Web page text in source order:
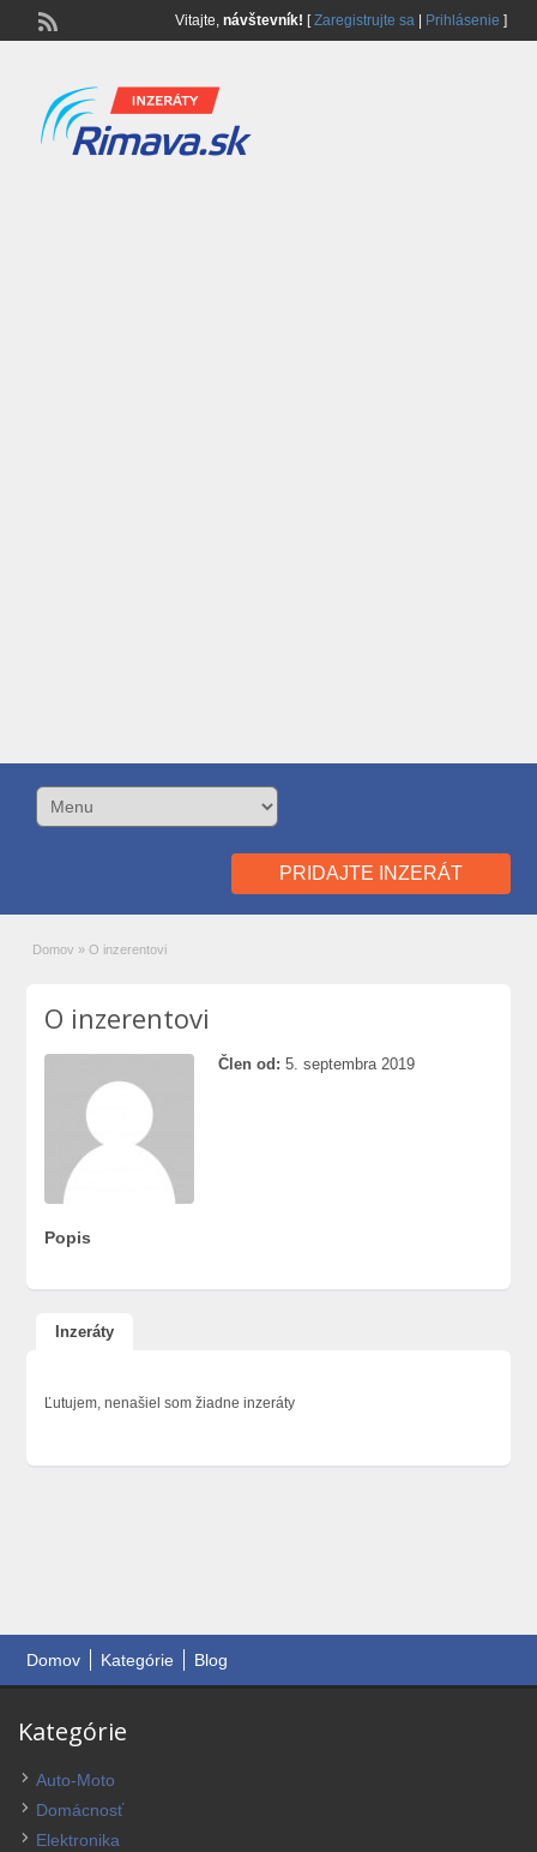
Vitajte, návštevník! [Zaregistrujte sa| Prihlásenie ]
PRIDAJTE INZERÁT
Domov » O inzerentovi
O inzerentovi
Člen od: 5. septembra 2019
Popis
Inzeráty
Ľutujem, nenašiel som žiadne inzeráty
Domov Kategórie Blog
Kategórie
Auto-Moto
Domácnosť
Elektronika